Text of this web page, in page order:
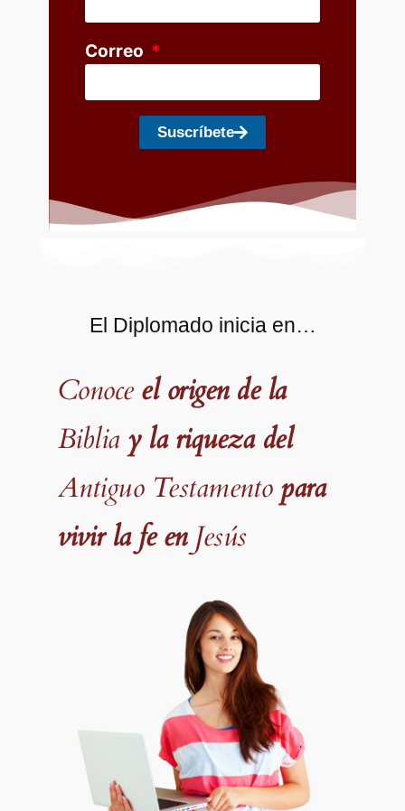
Correo
Suscríbete
El Diplomado inicia en…​
Conoce el origen de la
Biblia y la riqueza del
Antiguo Testamento para
vivir la fe en Jesús